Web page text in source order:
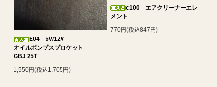
E04 6v/12v
オイルポンプスプロケット
GBJ 25T
1,550円(税込1,705円)
c100 エアクリーナーエレ
メント
770円(税込847円)